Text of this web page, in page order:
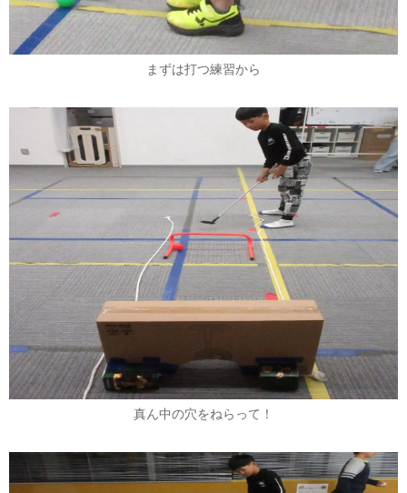
まずは打つ練習から
真ん中の穴をねらって！